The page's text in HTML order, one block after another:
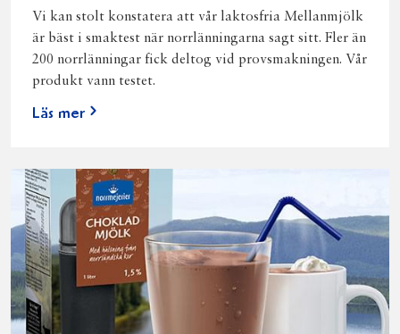
Vi kan stolt konstatera att vår laktosfria Mellanmjölk
är bäst i smaktest när norrlänningarna sagt sitt. Fler än
200 norrlänningar fick deltog vid provsmakningen. Vår
produkt vann testet.
Läs mer